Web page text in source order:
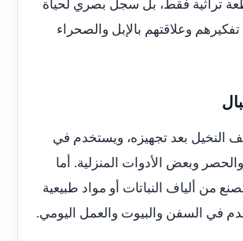
تراثية فقط، بل سجل بصري لحياة
وعلاقتهم بالإبل والصحراء
النخيل بعد تجهيزه، ويستخدم في
وبعض الأدوات المنزلية. أما
من ألياف النباتات أو مواد طبيعية
في السفن والبيوت والعمل اليومي.